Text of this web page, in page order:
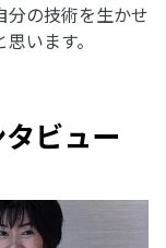
分の技術を生かせ
います。
ビュー